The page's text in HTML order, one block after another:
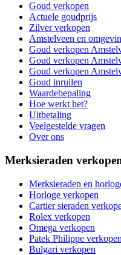
Goud verkopen
Actuele goudprijs
Zilver verkopen
Amstelveen en
Goud verkopen
Goud verkopen
Goud verkopen
Goud inruilen
Waardebepaling
Hoe werkt het?
Uitbetaling
Veelgestelde vragen
Over ons
Merksieraden
Merksieraden en
Horloge verkopen
Cartier sieraden
Rolex verkopen
Omega verkopen
Patek Philippe verkopen
Bulgari verkopen